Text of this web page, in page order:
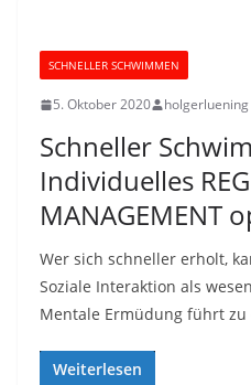
SCHNELLER SCHWIMMEN
5. Oktober 2020 holgerluening
Schneller
Individuelles
MANAGEMENT
Wer sich schneller erholt,
Soziale Interaktion als
Mentale Ermüdung führt
Weiterlesen